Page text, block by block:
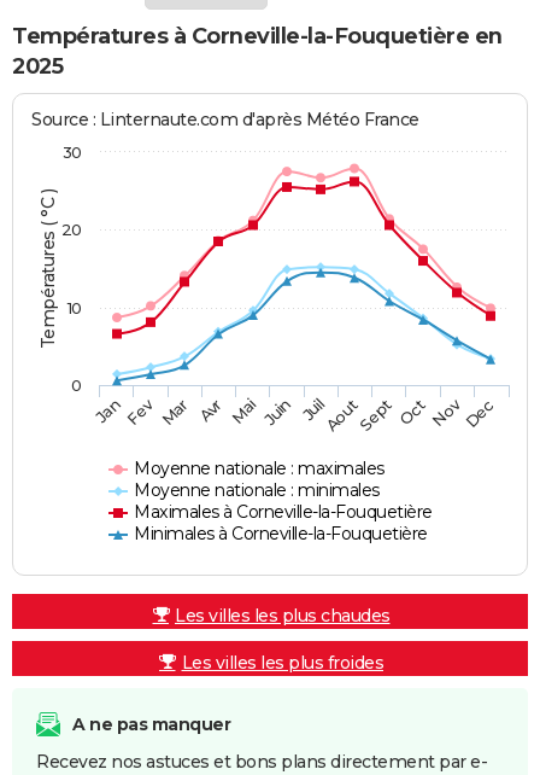
Températures à Corneville-la-Fouquetière en
2025
Températures ( °C )
Source : Linternaute.com d'après Météo France
Moyenne nationale : maximales
Moyenne nationale : minimales
Maximales à Corneville-la-Fouquetière
Minimales à Corneville-la-Fouquetière
JanFev Mar Avr Mai Juin JuilAoutSept OctNovDec
0
10
20
30
Les villes les plus chaudes
Les villes les plus froides
A ne pas manquer
Recevez nos astuces et bons plans directement par e-